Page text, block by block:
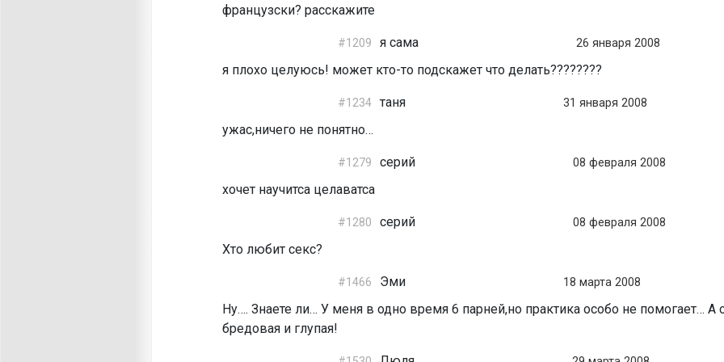
французски? расскажите
#1209 я сама 26 января 2008
я плохо целуюсь! может кто-то подскажет что делать????????
#1234 таня 31 января 2008
ужас,ничего не понятно…
#1279 серий 08 февраля 2008
хочет научитса целаватса
#1280 серий 08 февраля 2008
Хто любит секс?
#1466 Эми 18 марта 2008
Ну…. Знаете ли… У меня в одно время 6 парней,но практика особо не помогает… А
бредовая и глупая!